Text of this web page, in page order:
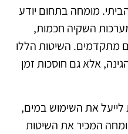
הביתי. מומחה בתחום יודע
השקיה חכמות,
מתקדמים. השיטות הללו
אלא גם חוסכות זמן
את השימוש במים,
המכיר את השיטות